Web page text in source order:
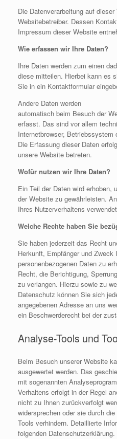
Die Datenverarbeitung auf
Websitebetreiber. Dessen
Impressum dieser Website
Wie erfassen wir Ihre Daten?
Ihre Daten werden zum einen
diese mitteilen. Hierbei kann es
Sie in ein Kontaktformular
Andere Daten werden
automatisch beim Besuch der
erfasst. Das sind vor allem
Internetbrowser,
Die Erfassung dieser Daten
unsere Website betreten.
Wofür nutzen wir Ihre Daten?
Ein Teil der Daten wird erhoben,
der Website zu gewährleisten.
Ihres Nutzerverhaltens
Welche Rechte haben Sie
Sie haben jederzeit das Recht
Herkunft, Empfänger und Zweck
personenbezogenen Daten zu
Recht, die Berichtigung,
zu verlangen. Hierzu sowie zu
Datenschutz können Sie sich
angegebenen Adresse an uns
ein Beschwerderecht bei der
Analyse-Tools und
Beim Besuch unserer Website
ausgewertet werden. Das
mit sogenannten
Verhaltens erfolgt in der Regel
nicht zu Ihnen zurückverfolgt
widersprechen oder sie durch
Tools verhindern. Detaillierte
folgenden Datenschutzerklärung.